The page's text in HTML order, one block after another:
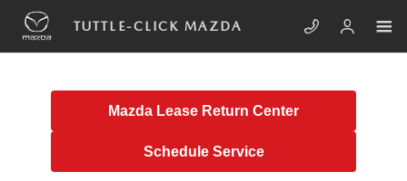
Skip to main content
TUTTLE-CLICK MAZDA
Mazda Lease Return Center
Schedule Service